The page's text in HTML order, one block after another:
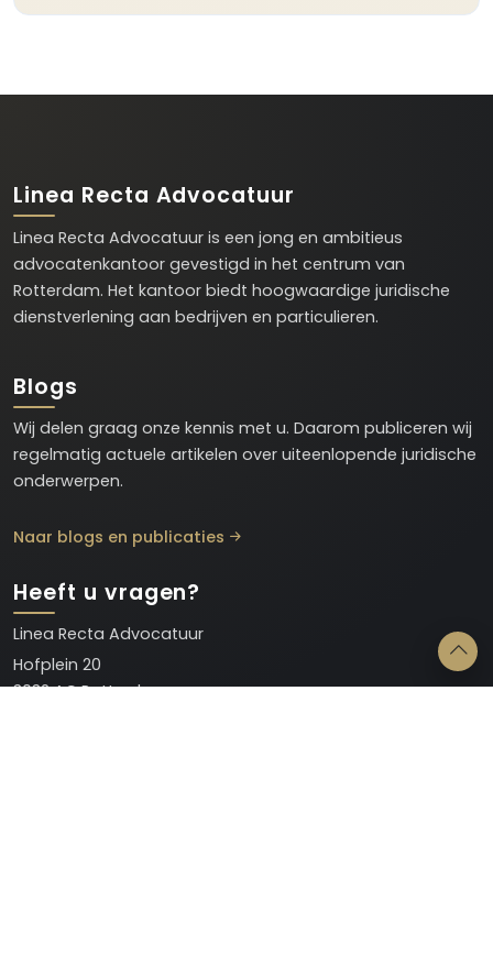
Linea Recta Advocatuur
Linea Recta Advocatuur is een jong en ambitieus
advocatenkantoor gevestigd in het centrum van
Rotterdam. Het kantoor biedt hoogwaardige juridische
dienstverlening aan bedrijven en particulieren.
Blogs
Wij delen graag onze kennis met u. Daarom publiceren wij
regelmatig actuele artikelen over uiteenlopende juridische
onderwerpen.
Naar blogs en publicaties
Heeft u vragen?
Linea Recta Advocatuur
Hofplein 20
3032 AC Rotterdam